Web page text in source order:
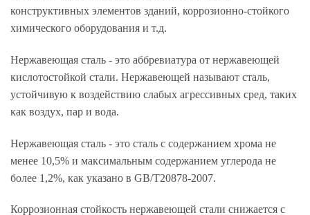
конструктивных элементов зданий, коррозионно-стойкого
химического оборудования и т.д.
Нержавеющая сталь - это аббревиатура от нержавеющей
кислотостойкой стали. Нержавеющей называют сталь,
устойчивую к воздействию слабых агрессивных сред, таких
как воздух, пар и вода.
Нержавеющая сталь - это сталь с содержанием хрома не
менее 10,5% и максимальным содержанием углерода не
более 1,2%, как указано в GB/T20878-2007.
Коррозионная стойкость нержавеющей стали снижается с